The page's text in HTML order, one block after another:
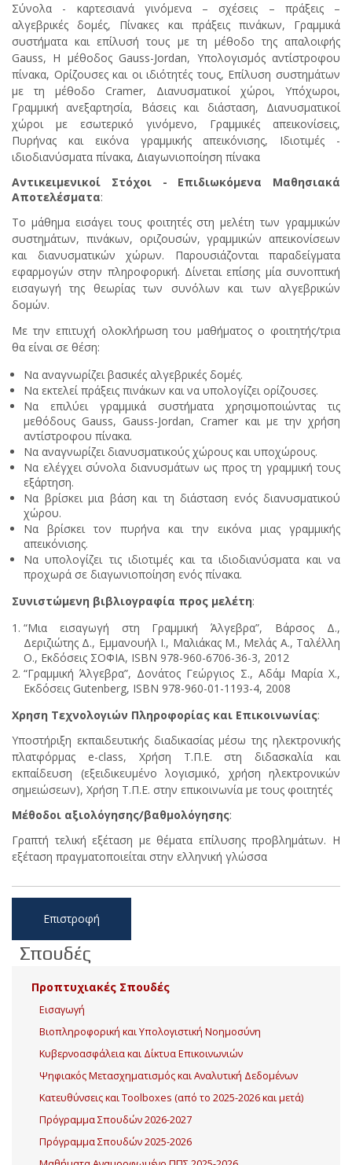
Σύνολα - καρτεσιανά γινόμενα – σχέσεις – πράξεις –
αλγεβρικές δομές, Πίνακες και πράξεις πινάκων, Γραμμικά
συστήματα και επίλυσή τους με τη μέθοδο της απαλοιφής
Gauss, Η μέθοδος Gauss-Jordan, Υπολογισμός αντίστροφου
πίνακα, Ορίζουσες και οι ιδιότητές τους, Επίλυση συστημάτων
με τη μέθοδο Cramer, Διανυσματικοί χώροι, Υπόχωροι,
Γραμμική ανεξαρτησία, Βάσεις και διάσταση, Διανυσματικοί
χώροι με εσωτερικό γινόμενο, Γραμμικές απεικονίσεις,
Πυρήνας και εικόνα γραμμικής απεικόνισης, Ιδιοτιμές -
ιδιοδιανύσματα πίνακα, Διαγωνιοποίηση πίνακα
Αντικειμενικοί Στόχοι - Επιδιωκόμενα Μαθησιακά
Αποτελέσματα:
Το μάθημα εισάγει τους φοιτητές στη μελέτη των γραμμικών
συστημάτων, πινάκων, οριζουσών, γραμμικών απεικονίσεων
και διανυσματικών χώρων. Παρουσιάζονται παραδείγματα
εφαρμογών στην πληροφορική. Δίνεται επίσης μία συνοπτική
εισαγωγή της θεωρίας των συνόλων και των αλγεβρικών
δομών.
Με την επιτυχή ολοκλήρωση του μαθήματος ο φοιτητής/τρια
θα είναι σε θέση:
Να αναγνωρίζει βασικές αλγεβρικές δομές.
Να εκτελεί πράξεις πινάκων και να υπολογίζει ορίζουσες.
Να επιλύει γραμμικά συστήματα χρησιμοποιώντας τις
μεθόδους Gauss, Gauss-Jordan, Cramer και με την χρήση
αντίστροφου πίνακα.
Να αναγνωρίζει διανυσματικούς χώρους και υποχώρους.
Να ελέγχει σύνολα διανυσμάτων ως προς τη γραμμική τους
εξάρτηση.
Να βρίσκει μια βάση και τη διάσταση ενός διανυσματικού
χώρου.
Να βρίσκει τον πυρήνα και την εικόνα μιας γραμμικής
απεικόνισης.
Να υπολογίζει τις ιδιοτιμές και τα ιδιοδιανύσματα και να
προχωρά σε διαγωνιοποίηση ενός πίνακα.
Συνιστώμενη βιβλιογραφία προς μελέτη:
“Μια εισαγωγή στη Γραμμική Άλγεβρα”, Βάρσος Δ.,
Δεριζιώτης Δ., Εμμανουήλ Ι., Μαλιάκας Μ., Μελάς Α., Ταλέλλη
Ο., Εκδόσεις ΣΟΦΙΑ, ISBN 978-960-6706-36-3, 2012
“Γραμμική Άλγεβρα”, Δονάτος Γεώργιος Σ., Αδάμ Μαρία Χ.,
Εκδόσεις Gutenberg, ISBN 978-960-01-1193-4, 2008
Χρηση Τεχνολογιών Πληροφορίας και Επικοινωνίας:
Υποστήριξη εκπαιδευτικής διαδικασίας μέσω της ηλεκτρονικής
πλατφόρμας e-class, Χρήση Τ.Π.Ε. στη διδασκαλία και
εκπαίδευση (εξειδικευμένο λογισμικό, χρήση ηλεκτρονικών
σημειώσεων), Χρήση Τ.Π.Ε. στην επικοινωνία με τους φοιτητές
Μέθοδοι αξιολόγησης/βαθμολόγησης:
Γραπτή τελική εξέταση με θέματα επίλυσης προβλημάτων. Η
εξέταση πραγματοποιείται στην ελληνική γλώσσα
Επιστροφή
Σπουδές
Προπτυχιακές Σπουδές
Εισαγωγή
Βιοπληροφορική και Υπολογιστική Νοημοσύνη
Κυβερνοασφάλεια και Δίκτυα Επικοινωνιών
Ψηφιακός Μετασχηματισμός και Αναλυτική Δεδομένων
Κατευθύνσεις και Toolboxes (από το 2025-2026 και μετά)
Πρόγραμμα Σπουδών 2026-2027
Πρόγραμμα Σπουδών 2025-2026